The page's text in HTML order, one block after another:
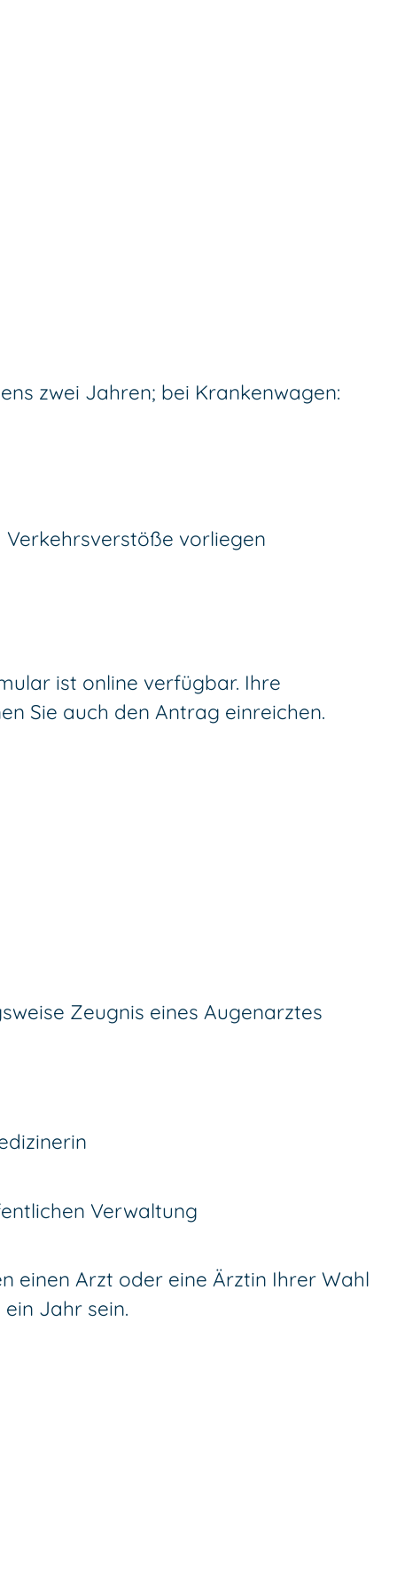
zwei Jahren; bei Krankenwagen:
vorliegen
ist online verfügbar. Ihre
Sie auch den Antrag einreichen.
Zeugnis eines Augenarztes
Verwaltung
einen Arzt oder eine Ärztin Ihrer Wahl
Jahr sein.